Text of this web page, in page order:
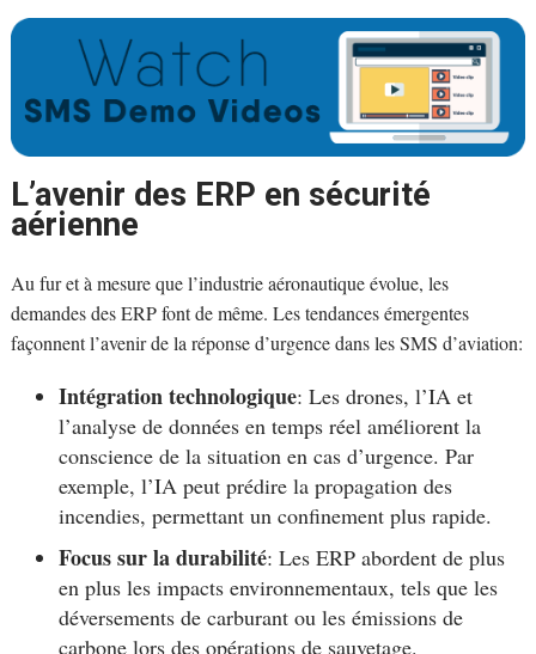
L’avenir des ERP en sécurité
aérienne
Au fur et à mesure que l’industrie aéronautique évolue, les
demandes des ERP font de même. Les tendances émergentes
façonnent l’avenir de la réponse d’urgence dans les SMS d’aviation:
Intégration technologique: Les drones, l’IA et
l’analyse de données en temps réel améliorent la
conscience de la situation en cas d’urgence. Par
exemple, l’IA peut prédire la propagation des
incendies, permettant un confinement plus rapide.
Focus sur la durabilité: Les ERP abordent de plus
en plus les impacts environnementaux, tels que les
déversements de carburant ou les émissions de
carbone lors des opérations de sauvetage.